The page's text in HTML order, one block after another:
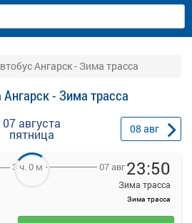
Ангарск - Зима трасса
- Зима трасса
07 августа
пятница 08 авг
3 ч. 0 м 07 авг23:50
Зима трасса
Зима трасса
ознакомиться с расписанием и
Ангарск - Зима трасса.